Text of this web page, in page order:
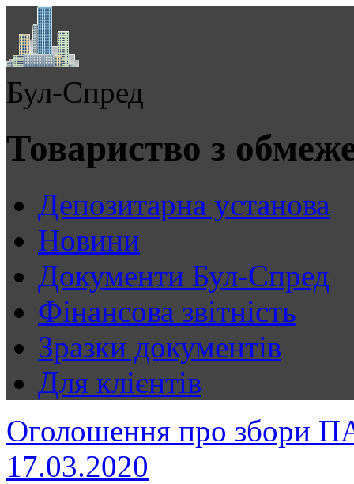
Бул-Спред
Товариство з
Депозитарна установа
Новини
Документи Бул-Спред
Фінансова звітність
Зразки документів
Для клієнтів
Оголошення про збори
17.03.2020